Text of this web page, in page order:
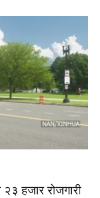
हजार रोजगारी